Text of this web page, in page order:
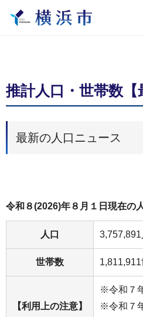
推計人口・世帯数【
最新の人口ニュース
令和８(2026)年８月１日現在の
人口 3,757,891
世帯数 1,811,911
【利用上の注意】
※令和７
※令和７